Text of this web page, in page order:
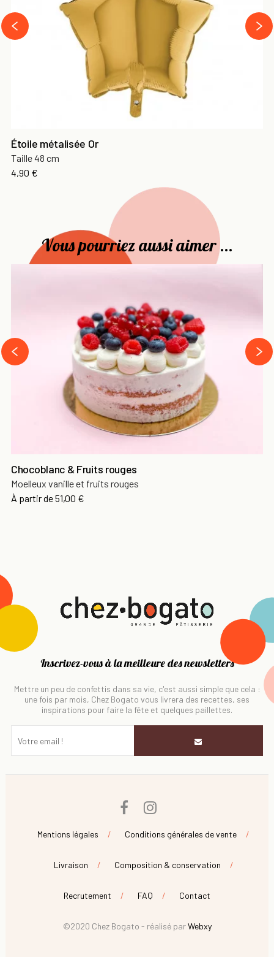
Étoile métalisée Or
Taille 48 cm
Prix
4,90 €
prev
next
Vous pourriez aussi aimer ...
Chocoblanc & Fruits rouges
Moelleux vanille et fruits rouges
À partir de51,00 €
‹
›
Inscrivez-vous à la meilleure des newsletters
Mettre un peu de confettis dans sa vie, c'est aussi simple que cela :
une fois par mois, Chez Bogato vous livrera des recettes, ses
inspirations pour faire la fête et quelques paillettes.
Facebook
Mentions légales Conditions générales de vente
Livraison Composition & conservation
Recrutement FAQ Contact
©2020 Chez Bogato - réalisé parWebxy